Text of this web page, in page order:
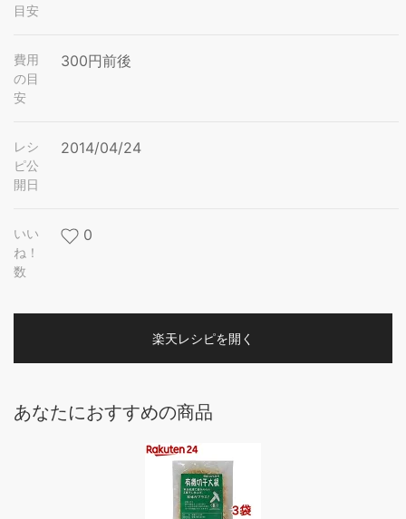
目安
費用
の目
安
300円前後
レシ
ピ公
開日
2014/04/24
いい
ね！
数
0
楽天レシピを開く
あなたにおすすめの商品